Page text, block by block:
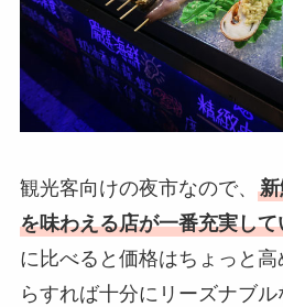
観光客向けの夜市なので、
を味わえる店が一番充実して
に比べると価格はちょっと
らすれば十分にリーズナブ